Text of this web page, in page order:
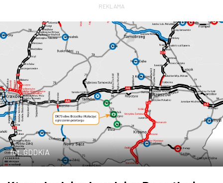
IMPREZY
ROZRYWKA
W KINACH
GASTRONOMIA
ZDJĘCIA
W RZESZOWIE
REKLAMA
fot. GDDKiA